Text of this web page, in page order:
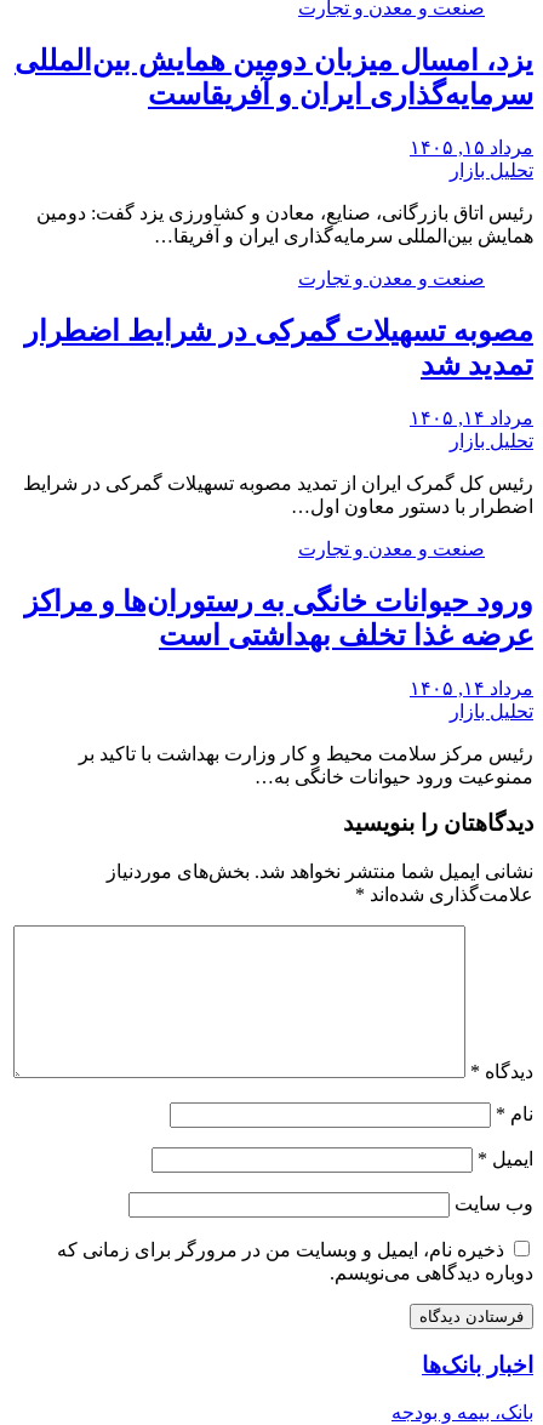
صنعت و معدن و تجارت
یزد، امسال میزبان دومین همایش بین‌المللی
سرمایه‌گذاری ایران و آفریقاست
مرداد ۱۵, ۱۴۰۵
تحلیل بازار
رئیس اتاق بازرگانی، صنایع، معادن و کشاورزی یزد گفت: دومین
همایش بین‌المللی سرمایه‌گذاری ایران و آفریقا…
صنعت و معدن و تجارت
مصوبه تسهیلات گمرکی در شرایط اضطرار
تمدید شد
مرداد ۱۴, ۱۴۰۵
تحلیل بازار
رئیس کل گمرک ایران از تمدید مصوبه تسهیلات گمرکی در شرایط
اضطرار با دستور معاون اول…
صنعت و معدن و تجارت
ورود حیوانات خانگی به رستوران‌ها و مراکز
عرضه غذا تخلف بهداشتی است
مرداد ۱۴, ۱۴۰۵
تحلیل بازار
رئیس مرکز سلامت محیط و کار وزارت بهداشت با تاکید بر
ممنوعیت ورود حیوانات خانگی به…
دیدگاهتان را بنویسید
نشانی ایمیل شما منتشر نخواهد شد. بخش‌های موردنیاز
علامت‌گذاری شده‌اند *
دیدگاه *
نام *
ایمیل *
وب‌ سایت
ذخیره نام، ایمیل و وبسایت من در مرورگر برای زمانی که
دوباره دیدگاهی می‌نویسم.
اخبار بانک‌ها
بانک، بیمه و بودجه